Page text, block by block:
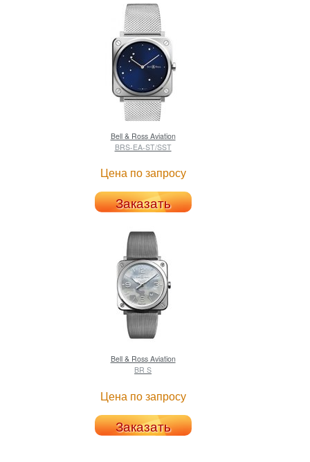
Bell & RossAviation
BRS-EA-ST/SST
Цена по запросу
Заказать
Bell & RossAviation
BR S
Цена по запросу
Заказать